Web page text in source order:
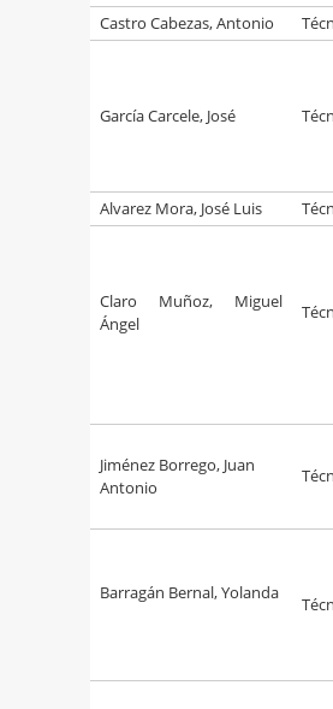
Castro Cabezas, Antonio
García Carcele, José
Alvarez Mora, José Luis
Claro Muñoz, Miguel
Ángel
Jiménez Borrego, Juan
Antonio
Barragán Bernal, Yolanda